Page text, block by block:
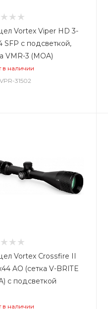
Vortex Viper HD 3-
SFP с подсветкой,
VMR-3 (MOA)
в наличии
31502
Vortex Crossfire II
AO (сетка V-BRITE
с подсветкой
в наличии